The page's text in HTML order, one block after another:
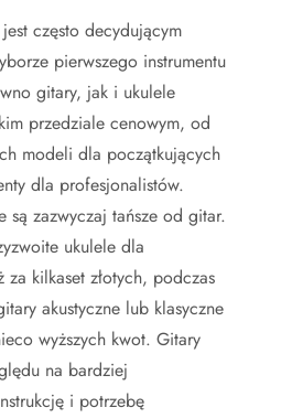
często decydującym
pierwszego instrumentu
gitary, jak i ukulele
przedziale cenowym, od
modeli dla początkujących
dla profesjonalistów.
są zazwyczaj tańsze od gitar.
ukulele dla
kilkaset złotych, podczas
akustyczne lub klasyczne
wyższych kwot. Gitary
na bardziej
i potrzebę